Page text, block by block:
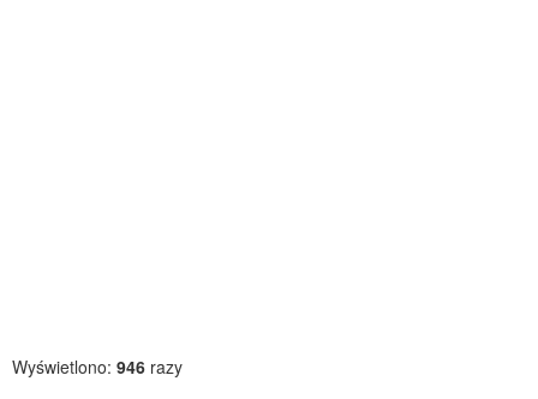
Wyświetlono: 946 razy